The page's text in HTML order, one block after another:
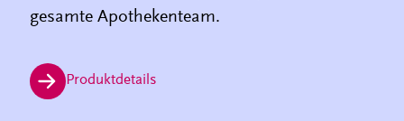
gesamte Apothekenteam.
Produktdetails